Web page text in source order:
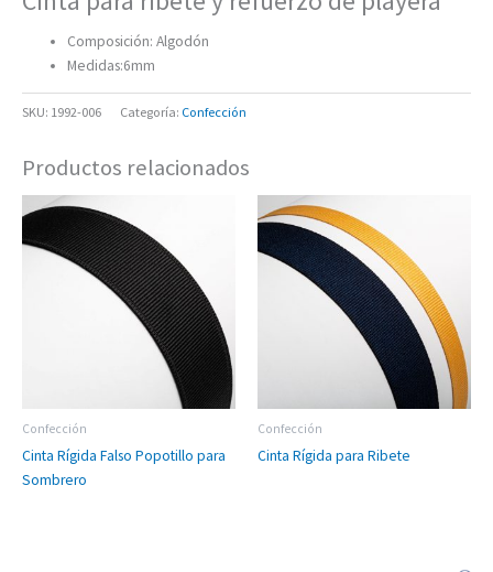
Composición: Algodón
Medidas:6mm
SKU: 1992-006 Categoría: Confección
Productos relacionados
Confección
Cinta Rígida Falso Popotillo para
Sombrero
Confección
Cinta Rígida para Ribete